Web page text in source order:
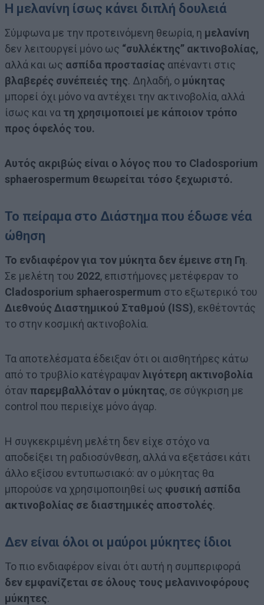
Η μελανίνη ίσως κάνει διπλή δουλειά
Σύμφωνα με την προτεινόμενη θεωρία, η μελανίνη
δεν λειτουργεί μόνο ως “συλλέκτης” ακτινοβολίας,
αλλά και ως ασπίδα προστασίας απέναντι στις
βλαβερές συνέπειές της. Δηλαδή, ο μύκητας
μπορεί όχι μόνο να αντέχει την ακτινοβολία, αλλά
ίσως και να τη χρησιμοποιεί με κάποιον τρόπο
προς όφελός του.
Αυτός ακριβώς είναι ο λόγος που το Cladosporium
sphaerospermum θεωρείται τόσο ξεχωριστό.
Το πείραμα στο Διάστημα που έδωσε νέα
ώθηση
Το ενδιαφέρον για τον μύκητα δεν έμεινε στη Γη.
Σε μελέτη του 2022, επιστήμονες μετέφεραν το
Cladosporium sphaerospermum στο εξωτερικό του
Διεθνούς Διαστημικού Σταθμού (ISS), εκθέτοντάς
το στην κοσμική ακτινοβολία.
Τα αποτελέσματα έδειξαν ότι οι αισθητήρες κάτω
από το τρυβλίο κατέγραψαν λιγότερη ακτινοβολία
όταν παρεμβαλλόταν ο μύκητας, σε σύγκριση με
control που περιείχε μόνο άγαρ.
Η συγκεκριμένη μελέτη δεν είχε στόχο να
αποδείξει τη ραδιοσύνθεση, αλλά να εξετάσει κάτι
άλλο εξίσου εντυπωσιακό: αν ο μύκητας θα
μπορούσε να χρησιμοποιηθεί ως φυσική ασπίδα
ακτινοβολίας σε διαστημικές αποστολές.
Δεν είναι όλοι οι μαύροι μύκητες ίδιοι
Το πιο ενδιαφέρον είναι ότι αυτή η συμπεριφορά
δεν εμφανίζεται σε όλους τους μελανινοφόρους
μύκητες.